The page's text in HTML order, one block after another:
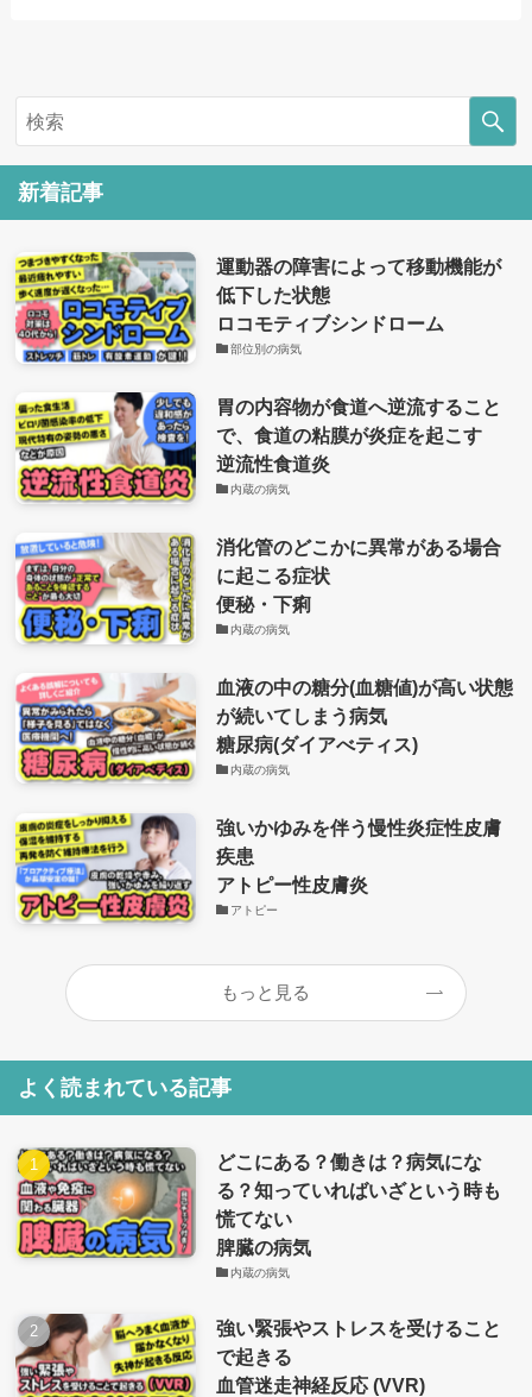
新着記事
運動器の障害によって移動機能が
低下した状態
ロコモティブシンドローム
部位別の病気
胃の内容物が食道へ逆流すること
で、食道の粘膜が炎症を起こす
逆流性食道炎
内蔵の病気
消化管のどこかに異常がある場合
に起こる症状
便秘・下痢
内蔵の病気
血液の中の糖分(血糖値)が高い状態
が続いてしまう病気
糖尿病(ダイアべティス)
内蔵の病気
強いかゆみを伴う慢性炎症性皮膚
疾患
アトピー性皮膚炎
アトピー
もっと見る
よく読まれている記事
どこにある？働きは？病気にな
る？知っていればいざという時も
慌てない
脾臓の病気
内蔵の病気
強い緊張やストレスを受けること
で起きる
血管迷走神経反応 (VVR)